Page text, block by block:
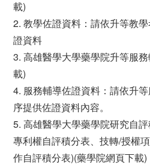
載)
2. 教學佐證資料：請依升等教
證資料
3. 高雄醫學大學藥學院升等服
載)
4. 服務輔導佐證資料：請依升
序提供佐證資料內容。
5. 高雄醫學大學藥學院研究自
專利權自評積分表、技轉/授權
作自評積分表)(藥學院網頁下載)